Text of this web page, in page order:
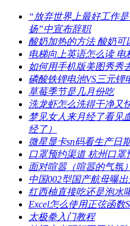
​“放弃世界上最好工作
扬”中宣布辞职
酸奶加热的方法 酸奶可
电梯向上英语怎么读 电
如何用手机版美图秀秀
磷酸铁锂电池VS三元锂
​草莓季节是几月份吃
洗龙虾怎么洗得干净又
梦见女人来月经了看见
经了）
微星显卡sn码看生产日
口罩预约渠道 杭州口
​面对喧嚣（喧嚣的气氛）
中国002型国产航母曝
红西柚直接吃还是泡水
​Excel怎么使用正弦函数
太极拳入门教程